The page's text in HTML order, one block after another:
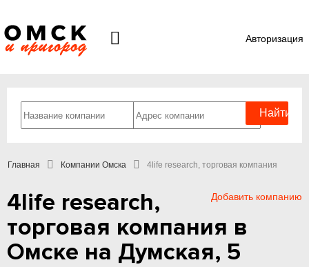
Авторизация
Главная Компании Омска 4life research, торговая компания
Добавить компанию
4life research,
торговая компания в
Омске на Думская, 5